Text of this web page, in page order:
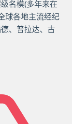
名模(多年来在
球各地主流经纪
、普拉达、古